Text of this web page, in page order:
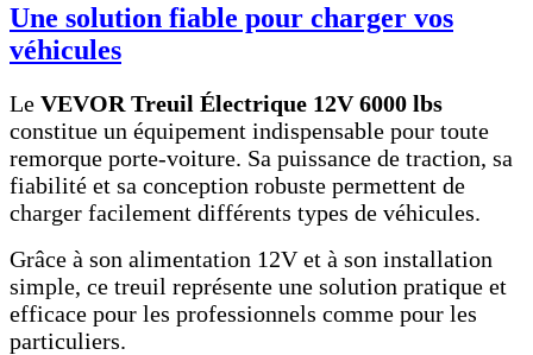
Une solution fiable pour charger vos
véhicules
Le VEVOR Treuil Électrique 12V 6000 lbs
constitue un équipement indispensable pour toute
remorque porte-voiture. Sa puissance de traction, sa
fiabilité et sa conception robuste permettent de
charger facilement différents types de véhicules.
Grâce à son alimentation 12V et à son installation
simple, ce treuil représente une solution pratique et
efficace pour les professionnels comme pour les
particuliers.